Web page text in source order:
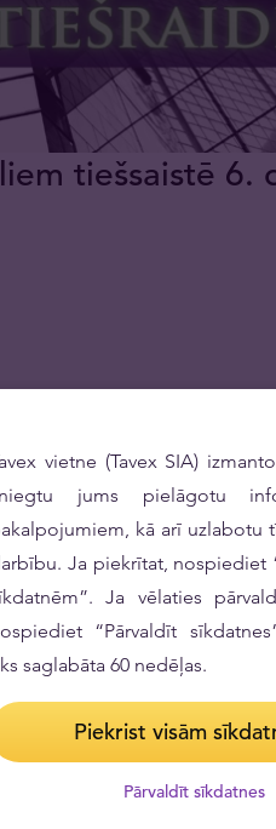
tiešsaistē 6.
vietne (Tavex SIA)
jums pielāgotu
kā arī uzlabotu
Ja piekrītat, nospiediet
Ja vēlaties
“Pārvaldīt
saglabāta 60 nedēļas.
Piekrist visām
Pārvaldīt sīkdatnes